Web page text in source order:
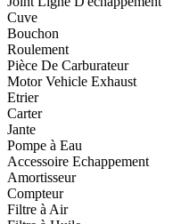
Cuve
Bouchon
Roulement
Pièce De Carburateur
Motor Vehicle Exhaust
Etrier
Carter
Jante
Pompe à Eau
Accessoire Echappement
Amortisseur
Compteur
Filtre à Air